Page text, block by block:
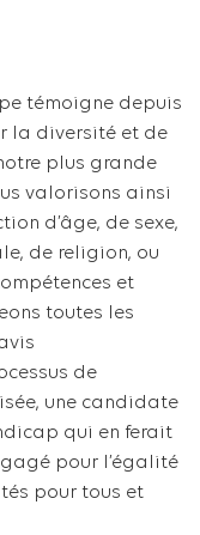
témoigne depuis
la diversité et de
plus grande
valorisons ainsi
d’âge, de sexe,
de religion, ou
et
toutes les
de
une candidate
qui en ferait
pour l’égalité
pour tous et